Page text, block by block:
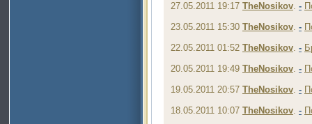
27.05.2011 19:17 TheNosikov. -
23.05.2011 15:30 TheNosikov. -
22.05.2011 01:52 TheNosikov. -
20.05.2011 19:49 TheNosikov. -
19.05.2011 20:57 TheNosikov. -
18.05.2011 10:07 TheNosikov. -